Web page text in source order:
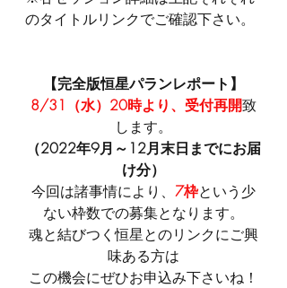
のタイトルリンクでご確認下さい。
【完全版恒星パランレポート】
8/31（水）20時より、受付再開致
します。
（2022年9月～12月末日までにお届
け分）
今回は諸事情により、 7枠という少
ない枠数での募集となります。
魂と結びつく恒星とのリンクにご興
味ある方は
この機会にぜひお申込み下さいね！